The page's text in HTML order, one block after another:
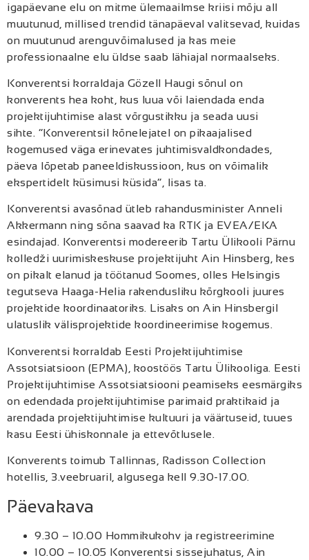
igapäevane elu on mitme ülemaailmse kriisi mõju all
muutunud, millised trendid tänapäeval valitsevad, kuidas
on muutunud arenguvõimalused ja kas meie
professionaalne elu üldse saab lähiajal normaalseks.
Konverentsi korraldaja Gözell Haugi sõnul on
konverents hea koht, kus luua või laiendada enda
projektijuhtimise alast võrgustikku ja seada uusi
sihte. “Konverentsil kõnelejatel on pikaajalised
kogemused väga erinevates juhtimisvaldkondades,
päeva lõpetab paneeldiskussioon, kus on võimalik
ekspertidelt küsimusi küsida”, lisas ta.
Konverentsi avasõnad ütleb rahandusminister Anneli
Akkermann ning sõna saavad ka RTK ja EVEA/EKA
esindajad. Konverentsi modereerib Tartu Ülikooli Pärnu
kolledži uurimiskeskuse projektijuht Ain Hinsberg, kes
on pikalt elanud ja töötanud Soomes, olles Helsingis
tegutseva Haaga-Helia rakendusliku kõrgkooli juures
projektide koordinaatoriks. Lisaks on Ain Hinsbergil
ulatuslik välisprojektide koordineerimise kogemus.
Konverentsi korraldab Eesti Projektijuhtimise
Assotsiatsioon (EPMA), koostöös Tartu Ülikooliga. Eesti
Projektijuhtimise Assotsiatsiooni peamiseks eesmärgiks
on edendada projektijuhtimise parimaid praktikaid ja
arendada projektijuhtimise kultuuri ja väärtuseid, tuues
kasu Eesti ühiskonnale ja ettevõtlusele.
Konverents toimub Tallinnas, Radisson Collection
hotellis, 3.veebruaril, algusega kell 9.30-17.00.
Päevakava
9.30 – 10.00 Hommikukohv ja registreerimine
10.00 – 10.05 Konverentsi sissejuhatus, Ain